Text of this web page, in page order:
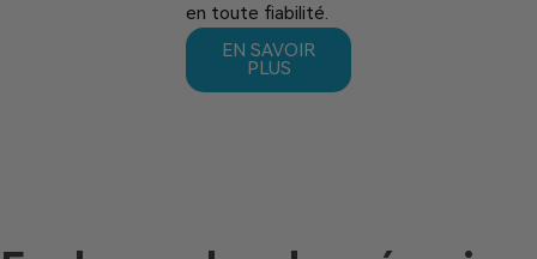
en toute fiabilité.
EN SAVOIR
PLUS